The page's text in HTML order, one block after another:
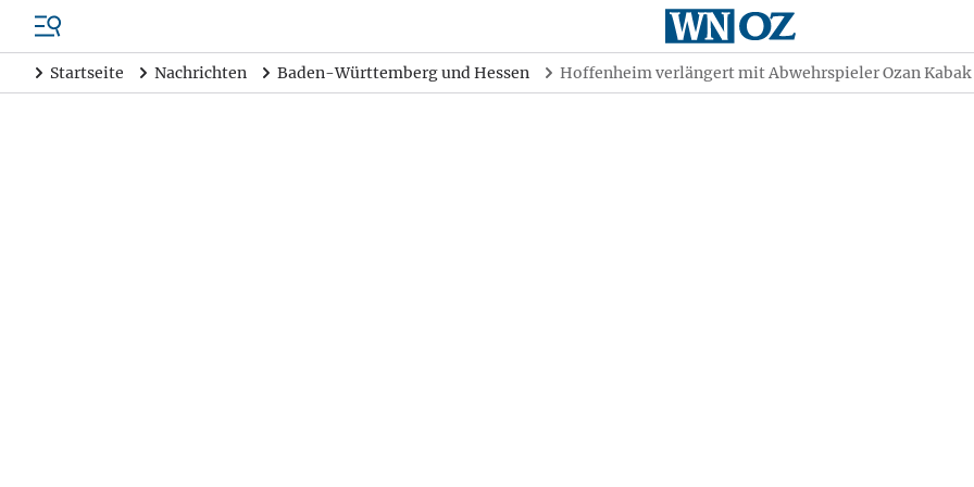
Startseite Nachrichten Baden-Württemberg und Hessen Hoffenheim verlängert mit Abwehrspieler Ozan Kabak